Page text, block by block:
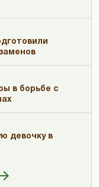
в борьбе с
девочку в